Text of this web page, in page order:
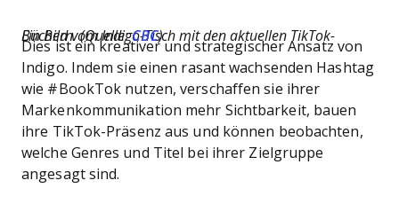
Ein Bild vom Indigo-Tisch mit den aktuellen TikTok-Büchern. (Quelle:CBC)
Dies ist ein kreativer und strategischer Ansatz von
Indigo. Indem sie einen rasant wachsenden Hashtag
wie #BookTok nutzen, verschaffen sie ihrer
Markenkommunikation mehr Sichtbarkeit, bauen
ihre TikTok-Präsenz aus und können beobachten,
welche Genres und Titel bei ihrer Zielgruppe
angesagt sind.